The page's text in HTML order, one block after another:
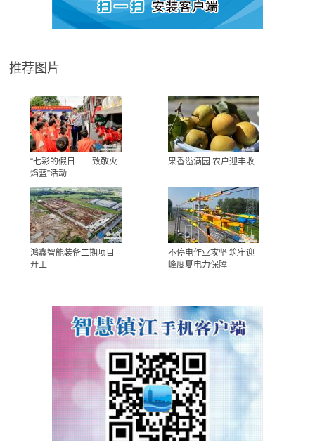
推荐图片
“七彩的假日——致敬火
焰蓝”活动
果香溢满园 农户迎丰收
鸿鑫智能装备二期项目
开工
不停电作业攻坚 筑牢迎
峰度夏电力保障